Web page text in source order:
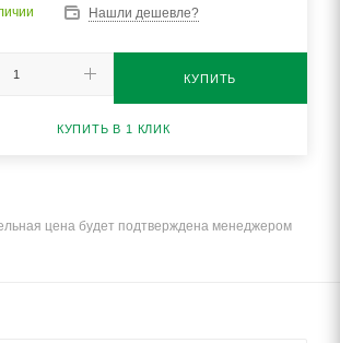
Нашли дешевле?
КУПИТЬ
КУПИТЬ В 1 КЛИК
цена будет подтверждена менеджером